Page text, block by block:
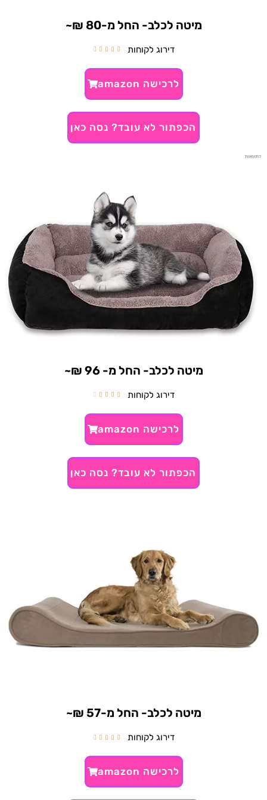
מיטה לכלב- החל מ-80 ₪~
דירוג לקוחות 




לרכישה amazon
הכפתור לא עובד? נסה כאן
מיטה לכלב- החל מ- 96 ₪~
דירוג לקוחות 




לרכישה amazon
הכפתור לא עובד? נסה כאן
מיטה לכלב- החל מ-57 ₪~
דירוג לקוחות 




לרכישה amazon